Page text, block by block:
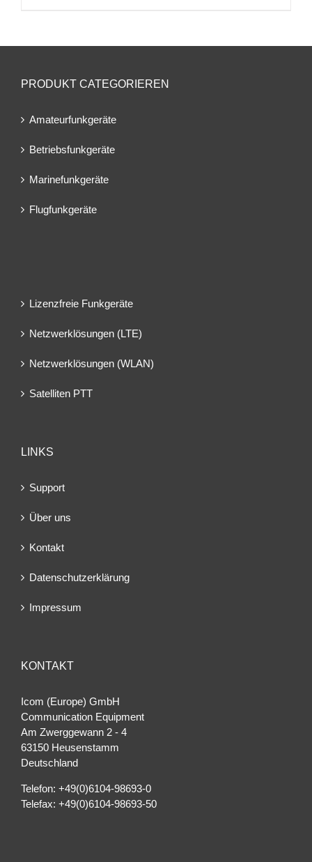
PRODUKT CATEGORIEREN
Amateurfunkgeräte
Betriebsfunkgeräte
Marinefunkgeräte
Flugfunkgeräte
Lizenzfreie Funkgeräte
Netzwerklösungen (LTE)
Netzwerklösungen (WLAN)
Satelliten PTT
LINKS
Support
Über uns
Kontakt
Datenschutzerklärung
Impressum
KONTAKT
Icom (Europe) GmbH
Communication Equipment
Am Zwerggewann 2 ‐ 4
63150 Heusenstamm
Deutschland
Telefon: +49(0)6104-98693-0
Telefax: +49(0)6104-98693-50